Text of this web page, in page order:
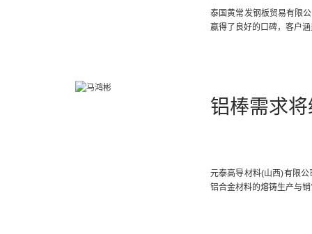
泰国黄常发钢板贸易有限
赢得了良好的口碑，客户
铝棒需求
元泰高导材料(山西)有限
铝合金材料的熔铸生产与